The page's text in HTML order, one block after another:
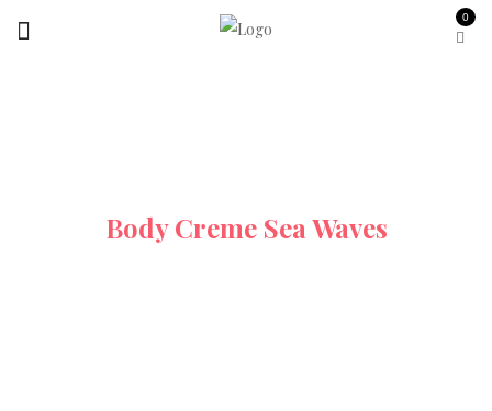
0
Body Creme Sea Waves